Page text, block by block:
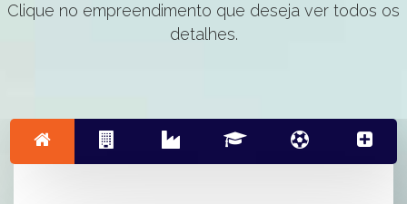
Clique no empreendimento que deseja ver todos os
detalhes.